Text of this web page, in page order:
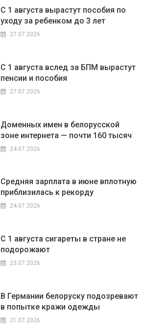
С 1 августа вырастут пособия по
уходу за ребенком до 3 лет
27.07.2026
С 1 августа вслед за БПМ вырастут
пенсии и пособия
27.07.2026
Доменных имен в белорусской
зоне интернета — почти 160 тысяч
24.07.2026
Средняя зарплата в июне вплотную
приблизилась к рекорду
24.07.2026
С 1 августа сигареты в стране не
подорожают
23.07.2026
В Германии белоруску подозревают
в попытке кражи одежды
21.07.2026